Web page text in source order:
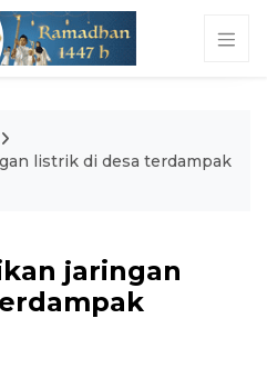
listrik di desa terdampak
jaringan